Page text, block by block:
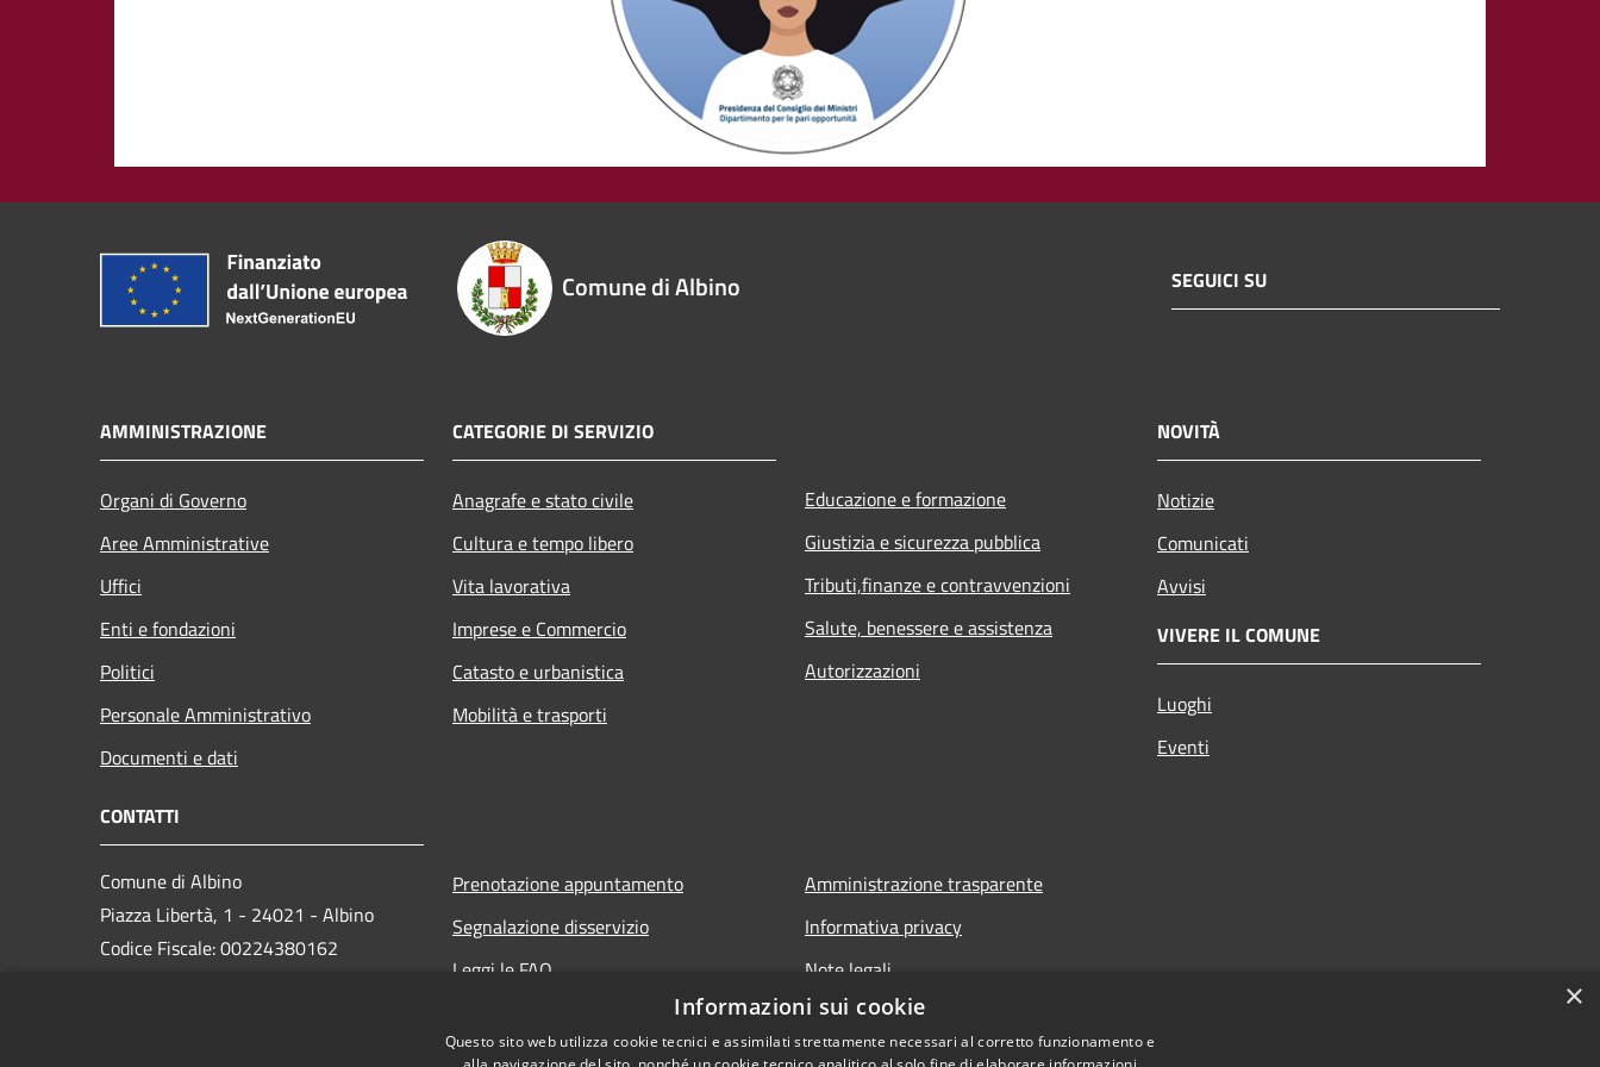
Comune di Albino SEGUICI SU
AMMINISTRAZIONE
Organi di Governo
Aree Amministrative
Uffici
Enti e fondazioni
Politici
Personale Amministrativo
Documenti e dati
CATEGORIE DI SERVIZIO
Anagrafe e stato civile
Cultura e tempo libero
Vita lavorativa
Imprese e Commercio
Catasto e urbanistica
Mobilità e trasporti
Educazione e formazione
Giustizia e sicurezza pubblica
Tributi,finanze e contravvenzioni
Salute, benessere e assistenza
Autorizzazioni
NOVITÀ
Notizie
Comunicati
Avvisi
VIVERE IL COMUNE
Luoghi
Eventi
CONTATTI
Comune di Albino
Piazza Libertà, 1 - 24021 - Albino
Codice Fiscale: 00224380162
Prenotazione appuntamento
Segnalazione disservizio
Leggi le FAQ
Amministrazione trasparente
Informativa privacy
Note legali
Dichiarazione di accessibilità
×
Informazioni sui cookie
Questo sito web utilizza cookie tecnici e assimilati strettamente necessari al corretto funzionamento e